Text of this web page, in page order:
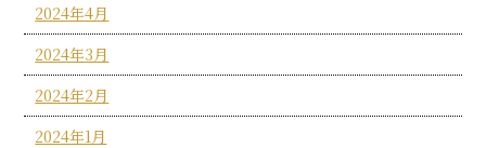
2024年4月
2024年3月
2024年2月
2024年1月